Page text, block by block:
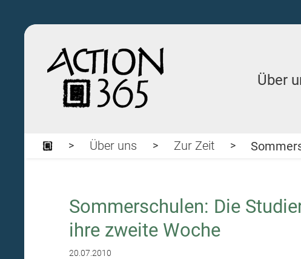
Über
Über uns Zur Zeit
Sommerschulen: Die
ihre zweite Woche
20.07.2010